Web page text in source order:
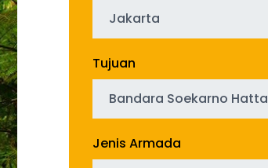
Jakarta
Tujuan
Bandara Soekarno Hatta
Jenis Armada